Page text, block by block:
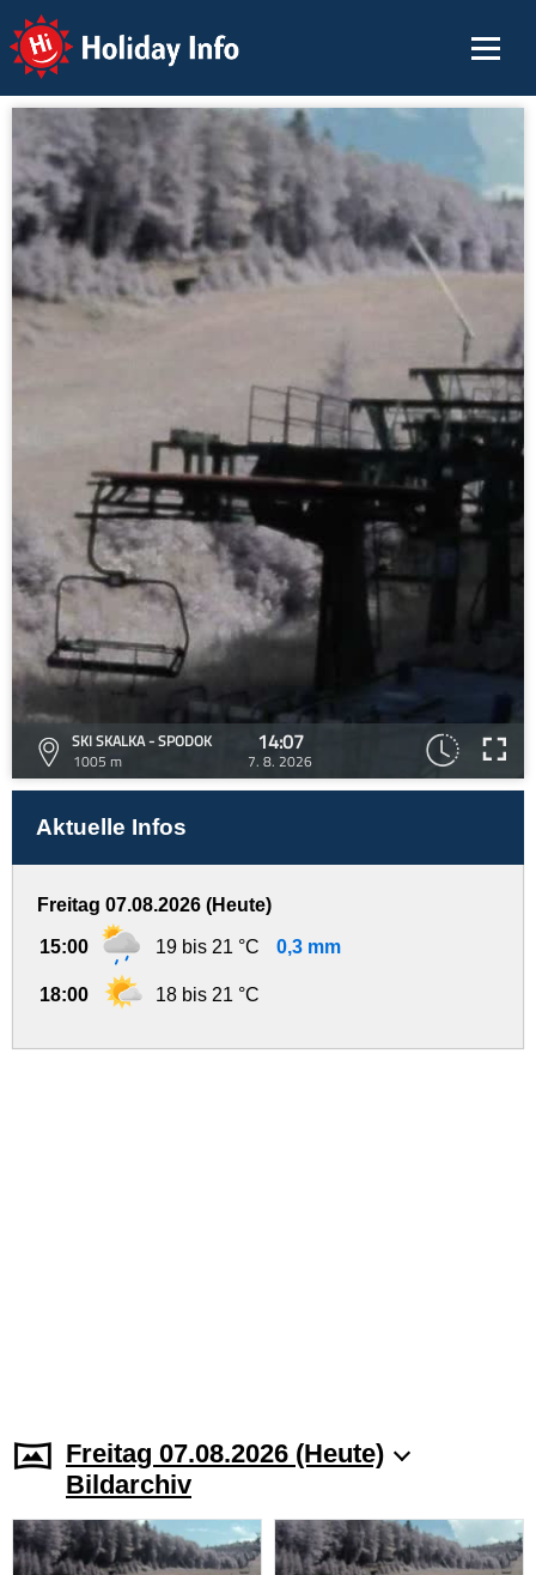
Holiday Info
SKI SKALKA - SPODOK
1005 m
14:07
7. 8. 2026
Aktuelle Infos
Freitag 07.08.2026 (Heute)
15:00 19 bis 21 °C 0,3 mm
18:00 18 bis 21 °C
Freitag 07.08.2026 (Heute)
Bildarchiv